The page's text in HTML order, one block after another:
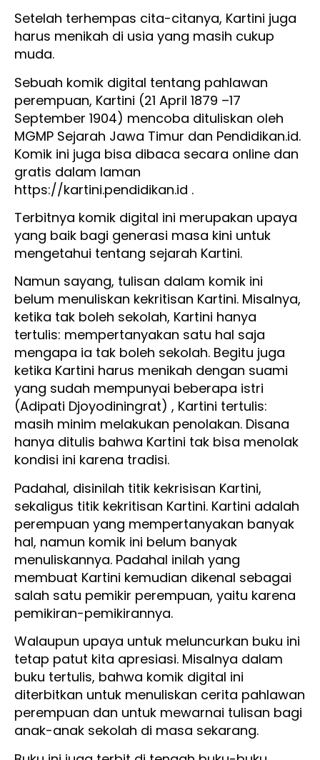
Setelah terhempas cita-citanya, Kartini juga
harus menikah di usia yang masih cukup
muda.
Sebuah komik digital tentang pahlawan
perempuan, Kartini (21 April 1879 –17
September 1904) mencoba dituliskan oleh
MGMP Sejarah Jawa Timur dan Pendidikan.id.
Komik ini juga bisa dibaca secara online dan
gratis dalam laman
https://kartini.pendidikan.id .
Terbitnya komik digital ini merupakan upaya
yang baik bagi generasi masa kini untuk
mengetahui tentang sejarah Kartini.
Namun sayang, tulisan dalam komik ini
belum menuliskan kekritisan Kartini. Misalnya,
ketika tak boleh sekolah, Kartini hanya
tertulis: mempertanyakan satu hal saja
mengapa ia tak boleh sekolah. Begitu juga
ketika Kartini harus menikah dengan suami
yang sudah mempunyai beberapa istri
(Adipati Djoyodiningrat) , Kartini tertulis:
masih minim melakukan penolakan. Disana
hanya ditulis bahwa Kartini tak bisa menolak
kondisi ini karena tradisi.
Padahal, disinilah titik kekrisisan Kartini,
sekaligus titik kekritisan Kartini. Kartini adalah
perempuan yang mempertanyakan banyak
hal, namun komik ini belum banyak
menuliskannya. Padahal inilah yang
membuat Kartini kemudian dikenal sebagai
salah satu pemikir perempuan, yaitu karena
pemikiran-pemikirannya.
Walaupun upaya untuk meluncurkan buku ini
tetap patut kita apresiasi. Misalnya dalam
buku tertulis, bahwa komik digital ini
diterbitkan untuk menuliskan cerita pahlawan
perempuan dan untuk mewarnai tulisan bagi
anak-anak sekolah di masa sekarang.